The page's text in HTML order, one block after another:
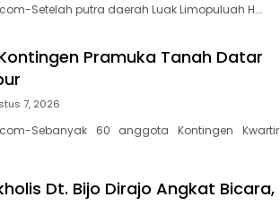
Setelah putra daerah Luak Limopuluah H….
Pramuka Tanah Datar
7, 2026
Sebanyak 60 anggota Kontingen Kwartir
Dt. Bijo Dirajo Angkat Bicara,